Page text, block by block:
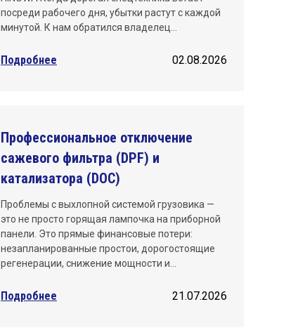
посреди рабочего дня, убытки растут с каждой
минутой. К нам обратился владелец…
02.08.2026
Подробнее
Профессиональное отключение
сажевого фильтра (DPF) и
катализатора (DOC)
Проблемы с выхлопной системой грузовика —
это не просто горящая лампочка на приборной
панели. Это прямые финансовые потери:
незапланированные простои, дорогостоящие
регенерации, снижение мощности и…
21.07.2026
Подробнее